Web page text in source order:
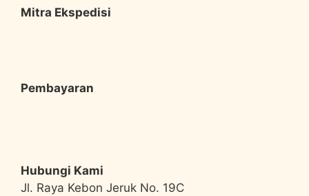
Mitra Ekspedisi
Pembayaran
Hubungi Kami
Jl. Raya Kebon Jeruk No. 19C